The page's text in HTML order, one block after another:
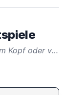
Choose your own Adventure: Brett vorm Kopf oder viereckige Augen?